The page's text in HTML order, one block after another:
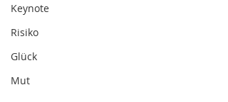
Keynote
Risiko
Glück
Mut